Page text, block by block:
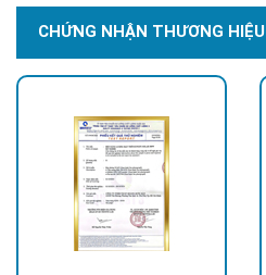
CHỨNG NHẬN THƯƠNG HIỆU